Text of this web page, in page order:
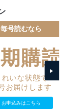
個人データへ
。
制御機能（ユ
人情報データ
使用する従業
レーティング
毎号読むなら
購読
れいな状態で
お届けします
お申込みはこちら